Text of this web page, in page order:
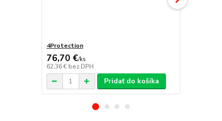
4Protection
76,70 €/ks
62,36 € bez DPH
Pridať do košíka